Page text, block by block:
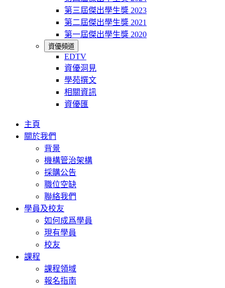
第三屆傑出學生獎 2023
第二屆傑出學生獎 2021
第一屆傑出學生獎 2020
資優頻道
EDTV
資優洞見
學苑撰文
相關資訊
資優匯
主頁
關於我們
背景
機構管治架構
採購公告
職位空缺
聯絡我們
學員及校友
如何成爲學員
現有學員
校友
課程
課程領域
報名指南